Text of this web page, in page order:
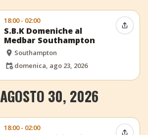
18:00 - 02:00
S.B.K Domeniche al
Medbar Southampton
Southampton
domenica, ago 23, 2026
30, 2026
18:00 - 02:00